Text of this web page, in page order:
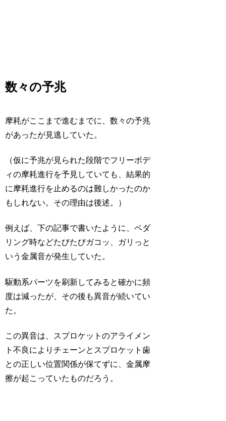
数々の予兆
摩耗がここまで進むまでに、数々の予兆
があったが見逃していた。
（仮に予兆が見られた段階でフリーボデ
ィの摩耗進行を予見していても、結果的
に摩耗進行を止めるのは難しかったのか
もしれない。その理由は後述。）
例えば、下の記事で書いたように、ペダ
リング時などたびたびガコッ、ガリっと
いう金属音が発生していた。
駆動系パーツを刷新してみると確かに頻
度は減ったが、その後も異音が続いてい
た。
この異音は、スプロケットのアライメン
ト不良によりチェーンとスプロケット歯
との正しい位置関係が保てずに、金属摩
擦が起こっていたものだろう。